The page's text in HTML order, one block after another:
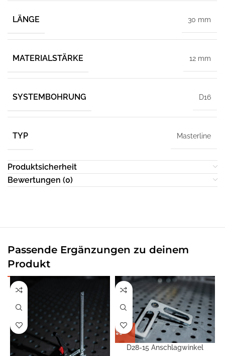
LÄNGE 30 mm
MATERIALSTÄRKE 12 mm
SYSTEMBOHRUNG D16
TYP Masterline
Produktsicherheit
Bewertungen (0)
Passende Ergänzungen zu deinem
Produkt
D28-15 Anschlagwinkel